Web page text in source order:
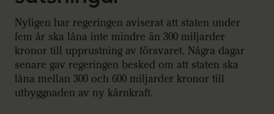
Nyligen har regeringen aviserat att staten under
fem år ska låna inte mindre än 300 miljarder
kronor till upprustning av försvaret. Några dagar
senare gav regeringen besked om att staten ska
låna mellan 300 och 600 miljarder kronor till
utbyggnaden av ny kärnkraft.